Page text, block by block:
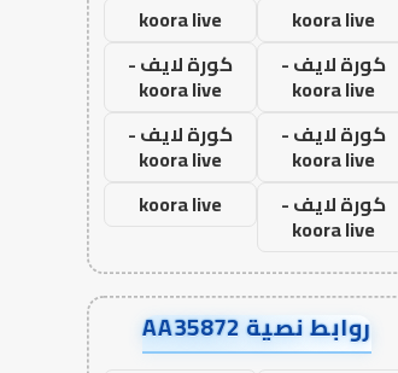
koora live
koora live
كورة لايف -
koora live
كورة لايف -
koora live
كورة لايف -
koora live
كورة لايف -
koora live
كورة لايف -
koora live
koora live
روابط نصية AA35872